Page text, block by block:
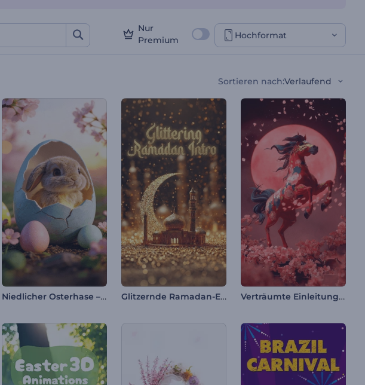
Nur
Premium
Hochformat
Sortieren nach:Verlaufend
Niedlicher Osterhase – Einleitung Glitzernde Ramadan-Einleitung Verträumte Einleitung zum Chinesischen Neujahr